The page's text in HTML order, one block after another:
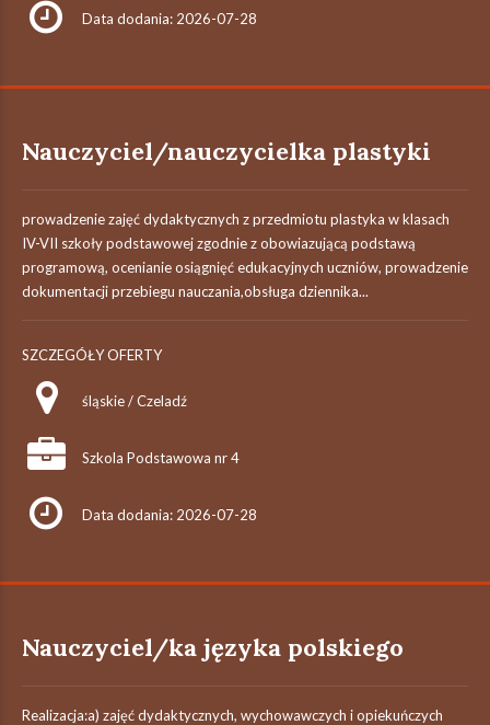
Data dodania: 2026-07-28
Nauczyciel/nauczycielka plastyki
prowadzenie zajęć dydaktycznych z przedmiotu plastyka w klasach
IV-VII szkoły podstawowej zgodnie z obowiazującą podstawą
programową, ocenianie osiągnięć edukacyjnych uczniów, prowadzenie
dokumentacji przebiegu nauczania,obsługa dziennika...
SZCZEGÓŁY OFERTY
śląskie / Czeladź
Szkola Podstawowa nr 4
Data dodania: 2026-07-28
Nauczyciel/ka języka polskiego
Realizacja:a) zajęć dydaktycznych, wychowawczych i opiekuńczych